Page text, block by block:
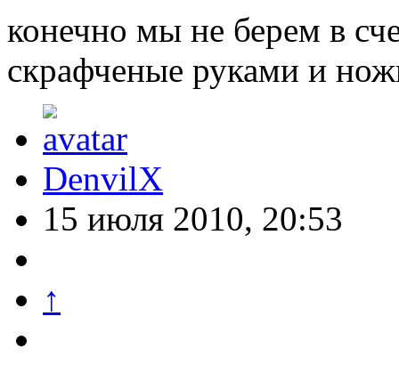
конечно мы не берем в
скрафченые руками и
DenvilX
15 июля 2010, 20:53
↑